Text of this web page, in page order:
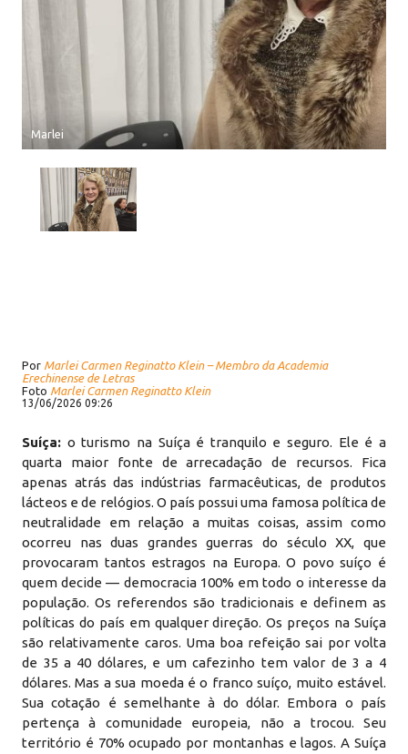
Marlei
Por Marlei Carmen Reginatto Klein – Membro da Academia
Erechinense de Letras
Foto Marlei Carmen Reginatto Klein
13/06/2026 09:26
Suíça: o turismo na Suíça é tranquilo e seguro. Ele é a
quarta maior fonte de arrecadação de recursos. Fica
apenas atrás das indústrias farmacêuticas, de produtos
lácteos e de relógios. O país possui uma famosa política de
neutralidade em relação a muitas coisas, assim como
ocorreu nas duas grandes guerras do século XX, que
provocaram tantos estragos na Europa. O povo suíço é
quem decide — democracia 100% em todo o interesse da
população. Os referendos são tradicionais e definem as
políticas do país em qualquer direção. Os preços na Suíça
são relativamente caros. Uma boa refeição sai por volta
de 35 a 40 dólares, e um cafezinho tem valor de 3 a 4
dólares. Mas a sua moeda é o franco suíço, muito estável.
Sua cotação é semelhante à do dólar. Embora o país
pertença à comunidade europeia, não a trocou. Seu
território é 70% ocupado por montanhas e lagos. A Suíça